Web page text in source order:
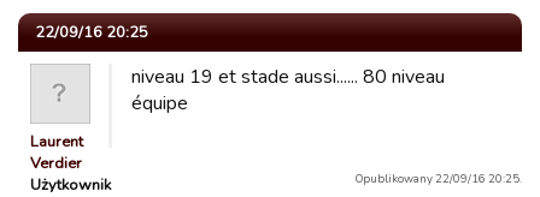
22/09/16 20:25
Laurent
Verdier
Użytkownik
niveau 19 et stade aussi...... 80 niveau
équipe
Opublikowany 22/09/16 20:25.